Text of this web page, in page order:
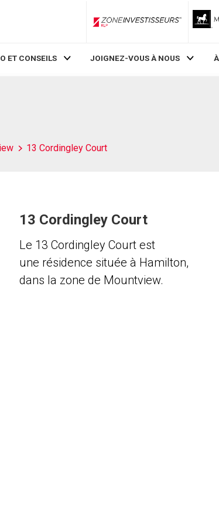
ZoneInvestisseurs RLP
ET CONSEILS JOIGNEZ-VOUS À NOUS
13 Cordingley Court
13 Cordingley Court
Le 13 Cordingley Court est
une résidence située à Hamilton,
dans la zone de Mountview.